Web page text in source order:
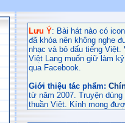
Lưu Ý: Bài hát nào có icon
đã khóa nên không nghe
nhạc và bỏ dấu tiếng Việt.
Việt Lang muốn giữ làm
qua Facebook.
Giới thiệu tác phẩm:
từ năm 2007. Truyện
thuần Việt. Kính mong